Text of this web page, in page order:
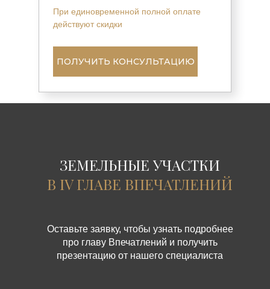
ПОЛУЧИТЬ КОНСУЛЬТАЦИЮ
При единовременной полной оплате
действуют скидки
Оставьте заявку, чтобы узнать подробнее
про главу Впечатлений и получить
презентацию от нашего специалиста
В IV ГЛАВЕ ВПЕЧАТЛЕНИЙ
ЗЕМЕЛЬНЫЕ УЧАСТКИ